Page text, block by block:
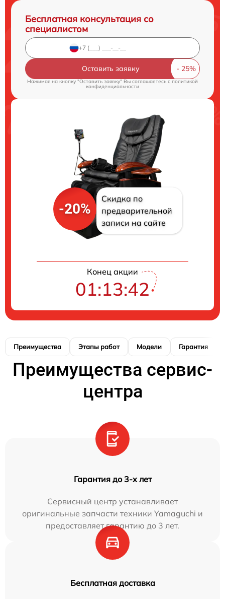
Бесплатная консультация со
специалистом
Оставить заявку
Нажимая на кнопку "Оставить заявку" Вы соглашаетесь cполитикой
конфиденциальности
-20%
Скидка по
предварительной
записи на сайте
Конец акции
01:13:41
Преимущества Этапы работ Модели Гарантия
Преимущества сервис-
центра
Гарантия до 3-х лет
Сервисный центр устанавливает
оригинальные запчасти техники Yamaguchi и
предоставляет гарантию до 3 лет.
Бесплатная доставка